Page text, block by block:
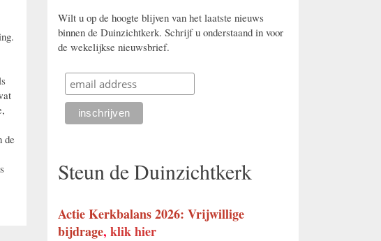
de
Wilt u op de hoogte blijven van het laatste nieuws
binnen de Duinzichtkerk. Schrijf u onderstaand in voor
de wekelijkse nieuwsbrief.
Steun de Duinzichtkerk
Actie Kerkbalans 2026: Vrijwillige
bijdrage,klik hier